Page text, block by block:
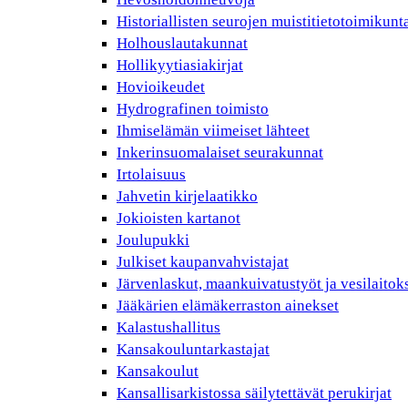
Historiallisten seurojen
Holhouslautakunnat
Hollikyytiasiakirjat
Hovioikeudet
Hydrografinen toimisto
Ihmiselämän viimeiset lähteet
Inkerinsuomalaiset seurakunnat
Irtolaisuus
Jahvetin kirjelaatikko
Jokioisten kartanot
Joulupukki
Julkiset kaupanvahvistajat
Järvenlaskut, maankuivatustyöt ja
Jääkärien elämäkerraston ainekset
Kalastushallitus
Kansakouluntarkastajat
Kansakoulut
Kansallisarkistossa säilytettävät perukirjat